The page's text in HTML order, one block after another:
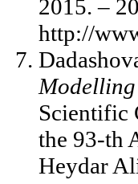
2015. –
http://
Scientific
the 93-th
Heydar